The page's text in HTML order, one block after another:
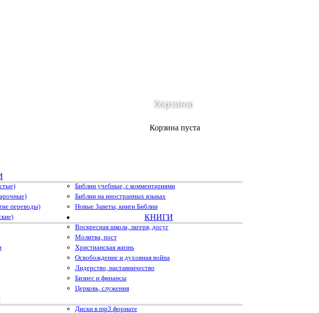
Корзина
Корзина пуста
Библии учебные, с комментариями
Библии на иностранных языках
переводы)
Новые Заветы, книги Библии
КНИГИ
Воскресная школа, лагеря, досуг
Молитва, пост
Христианская жизнь
Освобождение и духовная война
Лидерство, наставничество
Бизнес и финансы
Церковь, служения
Диски в mp3 формате